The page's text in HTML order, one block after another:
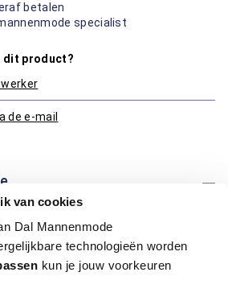
van cookies
Dal Mannenmode
technologieën worden
kun je jouw voorkeuren
betalen
specialist
dit product?
de e-mail
20
Navy